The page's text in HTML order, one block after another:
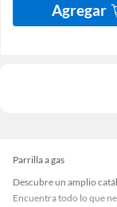
Agregar
Parrilla a gas
Descubre un amplio
Encuentra todo lo que